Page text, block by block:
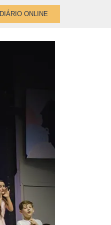
DIÁRIO ONLINE